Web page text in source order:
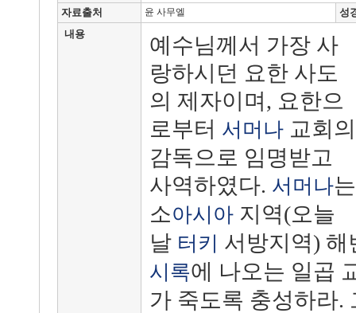
자료출처 윤 사무엘
성
내용
예수님께서 가장 사
랑하시던 요한 사도
의 제자이며 , 요한으
로부터 서머나교회의
감독으로 임명받고
사역하였다. 서머나는
소아시아지역(오늘
날 터키 서방지역)
시록에 나오는 일곱
가 죽도록 충성하라.